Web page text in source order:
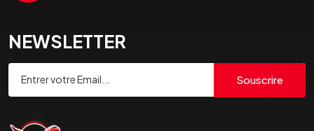
NEWSLETTER
Souscrire